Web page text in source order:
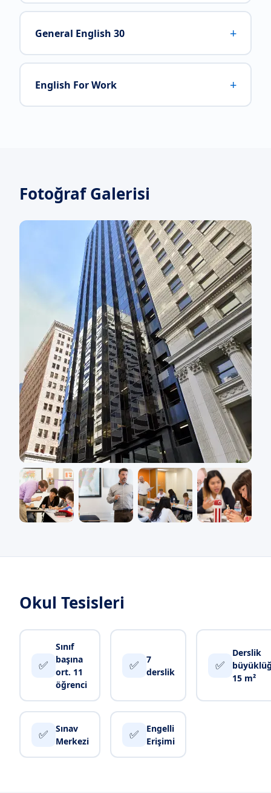
General English 30 +
English For Work +
Fotoğraf Galerisi
Okul Tesisleri
✅
Sınıf
başına
ort. 11
öğrenci
✅
7
derslik
✅
Derslik
15 m²
✅
Sınav
Merkezi
✅
Engelli
Erişimi